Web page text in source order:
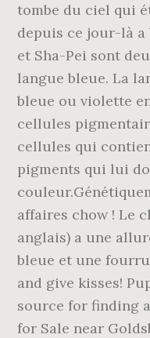
tombe du ciel qui
depuis ce jour-là a
et Sha-Pei sont
langue bleue. La
bleue ou violette
cellules
cellules qui
pigments qui lui
affaires chow ! Le
anglais) a une
bleue et une
and give kisses!
source for finding
for Sale near